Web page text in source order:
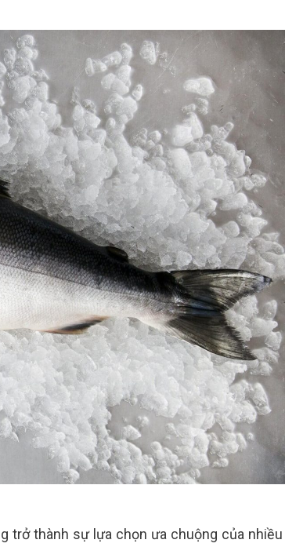
trở thành sự lựa chọn ưa chuộng của nhiều